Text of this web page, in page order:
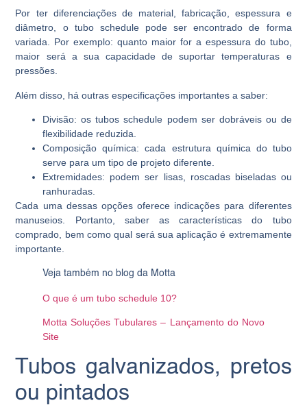
Por ter diferenciações de material, fabricação, espessura e
diâmetro, o tubo schedule pode ser encontrado de forma
variada. Por exemplo: quanto maior for a espessura do tubo,
maior será a sua capacidade de suportar temperaturas e
pressões.
Além disso, há outras especificações importantes a saber:
Divisão: os tubos schedule podem ser dobráveis ou de
flexibilidade reduzida.
Composição química: cada estrutura química do tubo
serve para um tipo de projeto diferente.
Extremidades: podem ser lisas, roscadas biseladas ou
ranhuradas.
Cada uma dessas opções oferece indicações para diferentes
manuseios. Portanto, saber as características do tubo
comprado, bem como qual será sua aplicação é extremamente
importante.
Veja também no blog da Motta
O que é um tubo schedule 10?
Motta Soluções Tubulares – Lançamento do Novo
Site
Tubos galvanizados, pretos
ou pintados